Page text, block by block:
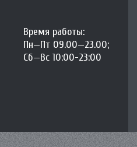
Время работы:
Пн—Пт 09.00—23.00;
Сб—Вс 10:00-23:00